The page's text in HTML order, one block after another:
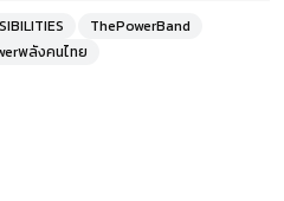
ThePowerBand
พลังคนไทย